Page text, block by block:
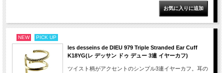
NEW PICK UP
les desseins de DIEU 979 Triple Stranded Ear Cuff
K18YG(レ デッサン ドゥ デュー 3連 イヤーカフ)
ツイスト柄がアクセントのシンプル3連イヤーカフ。耳の